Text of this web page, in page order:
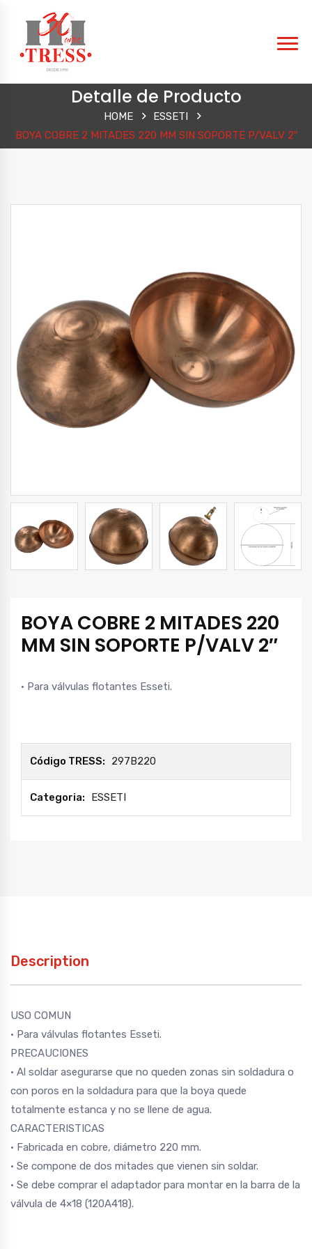
Detalle de Producto
HOME
ESSETI
BOYA COBRE 2 MITADES 220 MM SIN SOPORTE P/VALV 2″
BOYA COBRE 2 MITADES 220
MM SIN SOPORTE P/VALV 2″
• Para válvulas flotantes Esseti.
Código TRESS: 297B220
Categoria: ESSETI
Description
USO COMUN
• Para válvulas flotantes Esseti.
PRECAUCIONES
• Al soldar asegurarse que no queden zonas sin soldadura o
con poros en la soldadura para que la boya quede
totalmente estanca y no se llene de agua.
CARACTERISTICAS
• Fabricada en cobre, diámetro 220 mm.
• Se compone de dos mitades que vienen sin soldar.
• Se debe comprar el adaptador para montar en la barra de la
válvula de 4×18 (120A418).